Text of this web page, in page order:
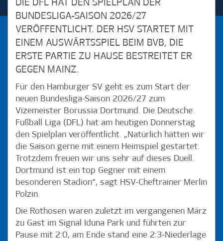
DIE DFL HAT DEN SPIELPLAN DER
BUNDESLIGA-SAISON 2026/27
VERÖFFENTLICHT. DER HSV STARTET MIT
EINEM AUSWÄRTSSPIEL BEIM BVB, DIE
ERSTE PARTIE ZU HAUSE BESTREITET ER
GEGEN MAINZ.
Für den Hamburger SV geht es zum Start der
neuen Bundesliga-Saison 2026/27 zum
Vizemeister Borussia Dortmund. Die Deutsche
Fußball Liga (DFL) hat am heutigen Donnerstag
den Spielplan veröffentlicht. „Natürlich hätten wir
die Saison gerne mit einem Heimspiel gestartet.
Trotzdem freuen wir uns sehr auf dieses Duell.
Dortmund ist ein top Gegner mit einem
besonderen Stadion“, sagt HSV-Cheftrainer Merlin
Polzin.
Die Rothosen waren zuletzt im vergangenen März
zu Gast im Signal Iduna Park und führten zur
Pause mit 2:0, am Ende stand eine 2:3-Niederlage